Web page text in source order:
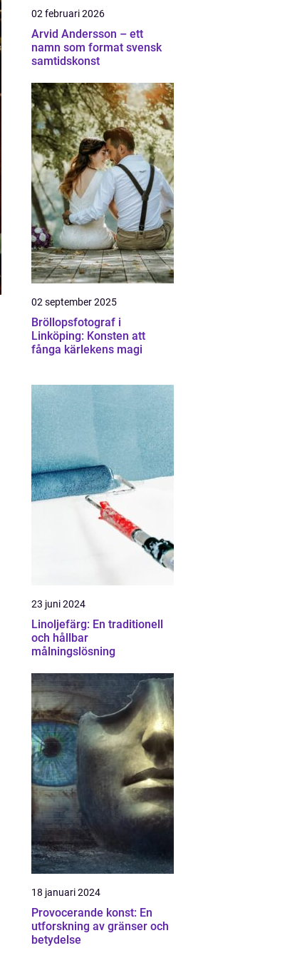
02 februari 2026
Arvid Andersson – ett
namn som format svensk
samtidskonst
02 september 2025
Bröllopsfotograf i
Linköping: Konsten att
fånga kärlekens magi
23 juni 2024
Linoljefärg: En traditionell
och hållbar
målningslösning
18 januari 2024
Provocerande konst: En
utforskning av gränser och
betydelse